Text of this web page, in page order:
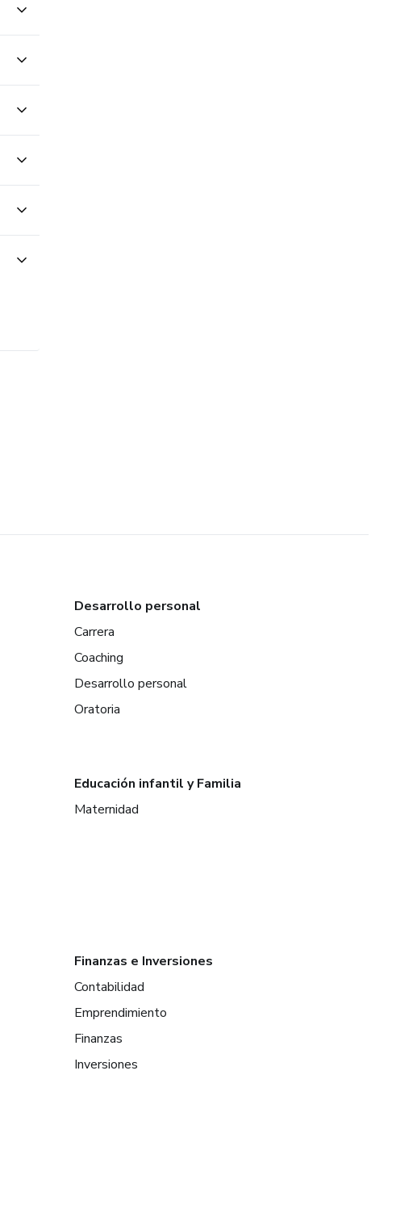
Desarrollo personal
Carrera
Coaching
Desarrollo personal
Oratoria
Educación infantil y Familia
Maternidad
Finanzas e Inversiones
Contabilidad
Emprendimiento
Finanzas
Inversiones